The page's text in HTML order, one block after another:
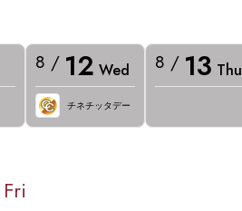
8 / 12 Wed
チネチッタデー
8 / 13 Thu
Fri